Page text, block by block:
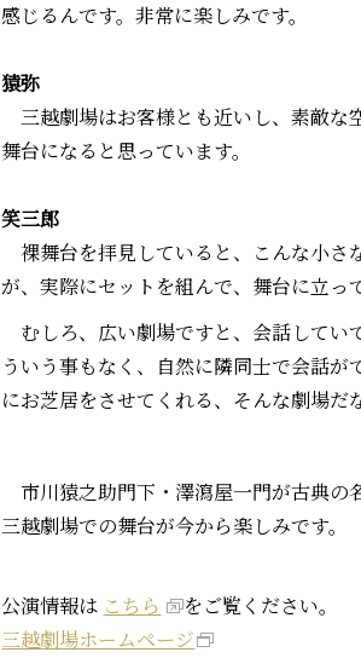
感じるんです。非常に楽しみです。
猿弥―――
三越劇場はお客様とも近いし、素敵な
舞台になると思っています。
笑三郎―――
裸舞台を拝見していると、こんな小さ
が、実際にセットを組んで、舞台に立っ
むしろ、広い劇場ですと、会話してい
ういう事もなく、自然に隣同士で会話
にお芝居をさせてくれる、そんな劇場だ
市川猿之助門下・澤瀉屋一門が古典の
三越劇場での舞台が今から楽しみです。
公演情報は こちら
をご覧ください。
三越劇場ホームページ